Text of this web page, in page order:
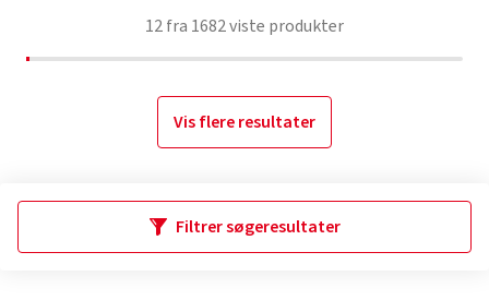
12fra 1682viste produkter
Vis flere resultater
Filtrer søgeresultater